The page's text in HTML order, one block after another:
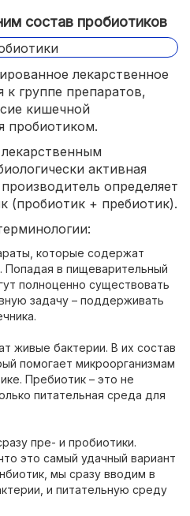
состав пробиотиков
лекарственное
к группе препаратов,
кишечной
пробиотиком.
активная
определяет
(пробиотик + пребиотик).
которые содержат
Попадая в пищеварительный
полноценно существовать
задачу – поддерживать
живые бактерии. В их состав
помогает микроорганизмам
Пребиотик – это не
питательная среда для
пре- и пробиотики.
это самый удачный вариант
мы сразу вводим в
и питательную среду